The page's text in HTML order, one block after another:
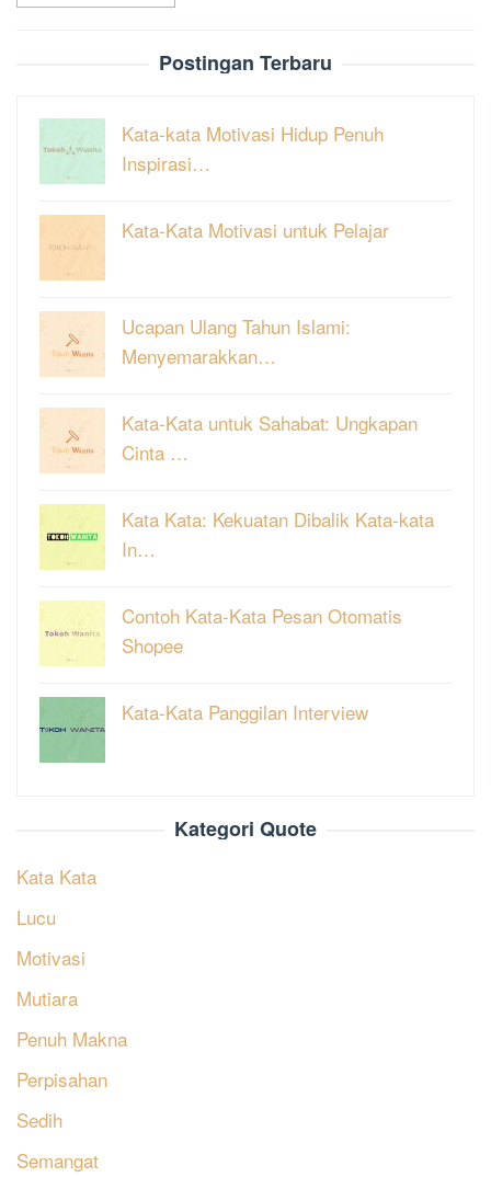
Postingan Terbaru
Kata-kata Motivasi Hidup Penuh
Inspirasi…
Kata-Kata Motivasi untuk Pelajar
Ucapan Ulang Tahun Islami:
Menyemarakkan…
Kata-Kata untuk Sahabat: Ungkapan
Cinta …
Kata Kata: Kekuatan Dibalik Kata-kata
In…
Contoh Kata-Kata Pesan Otomatis
Shopee
Kata-Kata Panggilan Interview
Kategori Quote
Kata Kata
Lucu
Motivasi
Mutiara
Penuh Makna
Perpisahan
Sedih
Semangat